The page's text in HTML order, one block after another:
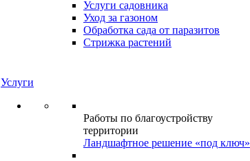
Услуги садовника
Уход за газоном
Обработка сада от паразитов
Стрижка растений
Услуги
Работы по благоустройству
территории
Ландшафтное решение «под ключ»